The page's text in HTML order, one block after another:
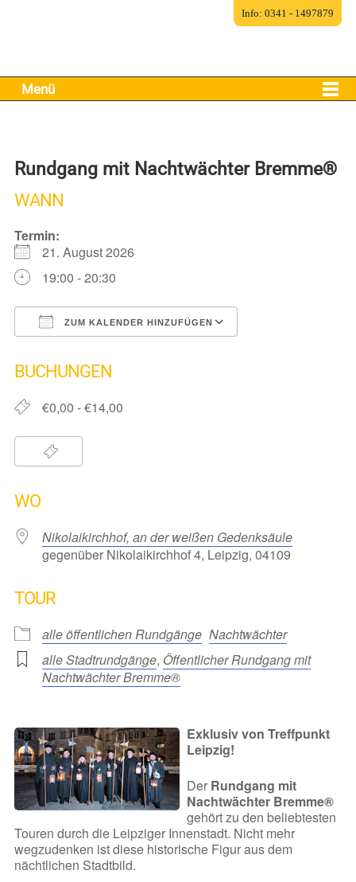
Menü
Rundgang mit Nachtwächter Bremme®
WANN
Termin:
21. August 2026
19:00 - 20:30
ZUM KALENDER HINZUFÜGEN
BUCHUNGEN
€0,00 - €14,00
WO
Nikolaikirchhof, an der weißen Gedenksäule
gegenüber Nikolaikirchhof 4, Leipzig, 04109
TOUR
alle öffentlichen Rundgänge Nachtwächter
alle Stadtrundgänge, Öffentlicher Rundgang mit
Nachtwächter Bremme®
Exklusiv von Treffpunkt
Leipzig!
Der Rundgang mit
Nachtwächter Bremme®
gehört zu den beliebtesten
Touren durch die Leipziger Innenstadt. Nicht mehr
wegzudenken ist diese historische Figur aus dem
nächtlichen Stadtbild.
Info: 0341 - 1497879